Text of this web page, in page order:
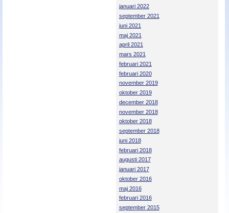
januari 2022
september 2021
juni 2021
maj 2021
april 2021
mars 2021
februari 2021
februari 2020
november 2019
oktober 2019
december 2018
november 2018
oktober 2018
september 2018
juni 2018
februari 2018
augusti 2017
januari 2017
oktober 2016
maj 2016
februari 2016
september 2015